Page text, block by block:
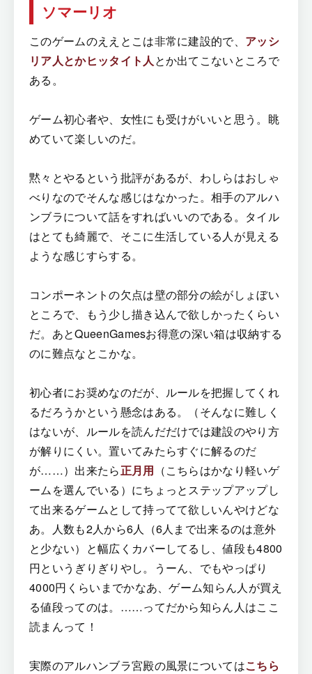
ソマーリオ
このゲームのええとこは非常に建設的で、 アッシ
リア人とかヒッタイト人とか出てこないところで
ある。
ゲーム初心者や、女性にも受けがいいと思う。眺
めていて楽しいのだ。
黙々とやるという批評があるが、わしらはおしゃ
べりなのでそんな感じはなかった。相手のアルハ
ンブラについて話をすればいいのである。タイル
はとても綺麗で、そこに生活している人が見える
ような感じすらする。
コンポーネントの欠点は壁の部分の絵がしょぼい
ところで、もう少し描き込んで欲しかったくらい
だ。あとQueenGamesお得意の深い箱は収納する
のに難点なとこかな。
初心者にお奨めなのだが、ルールを把握してくれ
るだろうかという懸念はある。（そんなに難しく
はないが、ルールを読んだだけでは建設のやり方
が解りにくい。置いてみたらすぐに解るのだ
が……）出来たら正月用 （こちらはかなり軽いゲ
ームを選んでいる）にちょっとステップアップし
て出来るゲームとして持ってて欲しいんやけどな
あ。人数も2人から6人（6人まで出来るのは意外
と少ない）と幅広くカバーしてるし、値段も4800
円というぎりぎりやし。うーん、でもやっぱり
4000円くらいまでかなあ、ゲーム知らん人が買え
る値段ってのは。……ってだから知らん人はここ
読まんって！
実際のアルハンブラ宮殿の風景についてはこちら